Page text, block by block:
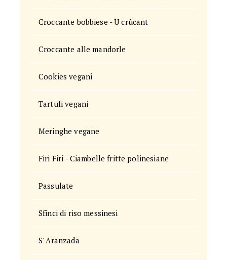
Croccante bobbiese - U crùcant
Croccante alle mandorle
Cookies vegani
Tartufi vegani
Meringhe vegane
Firi Firi - Ciambelle fritte polinesiane
Passulate
Sfinci di riso messinesi
S' Aranzada